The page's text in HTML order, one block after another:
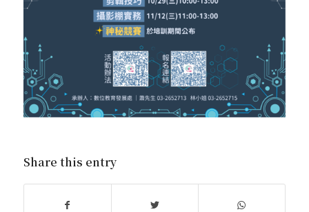
Share this entry